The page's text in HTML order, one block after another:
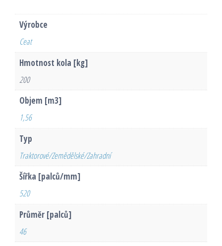
Výrobce
Ceat
Hmotnost kola [kg]
200
Objem [m3]
1,56
Typ
Traktorové/Zemědělské/Zahradní
Šířka [palců/mm]
520
Průměr [palců]
46